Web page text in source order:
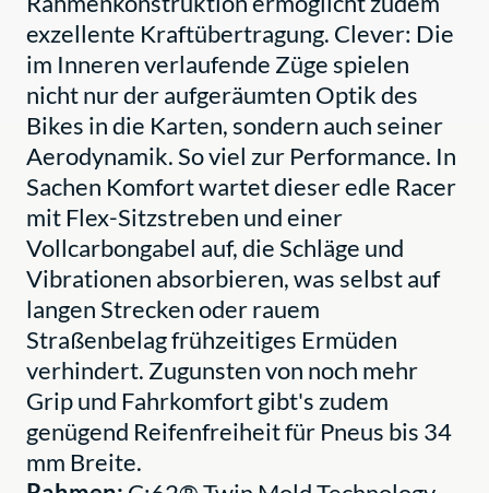
exzellente Kraftübertragung. Clever: Die
im Inneren verlaufende Züge spielen
nicht nur der aufgeräumten Optik des
Bikes in die Karten, sondern auch seiner
Aerodynamik. So viel zur Performance. In
Sachen Komfort wartet dieser edle Racer
mit Flex-Sitzstreben und einer
Vollcarbongabel auf, die Schläge und
Vibrationen absorbieren, was selbst auf
langen Strecken oder rauem
Straßenbelag frühzeitiges Ermüden
verhindert. Zugunsten von noch mehr
Grip und Fahrkomfort gibt's zudem
genügend Reifenfreiheit für Pneus bis 34
mm Breite.